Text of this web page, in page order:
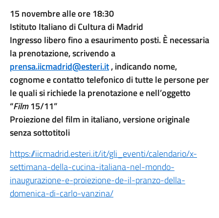
15 novembre alle ore 18:30
Istituto Italiano di Cultura di Madrid
Ingresso libero fino a esaurimento posti. È necessaria
la prenotazione, scrivendo a
prensa.iicmadrid@esteri.it, indicando nome,
cognome e contatto telefonico di tutte le persone per
le quali si richiede la prenotazione e nell’oggetto
“Film15/11”
Proiezione del film in italiano, versione originale
senza sottotitoli
https://iicmadrid.esteri.it/it/gli_eventi/calendario/x-
settimana-della-cucina-italiana-nel-mondo-
inaugurazione-e-proiezione-de-il-pranzo-della-
domenica-di-carlo-vanzina/